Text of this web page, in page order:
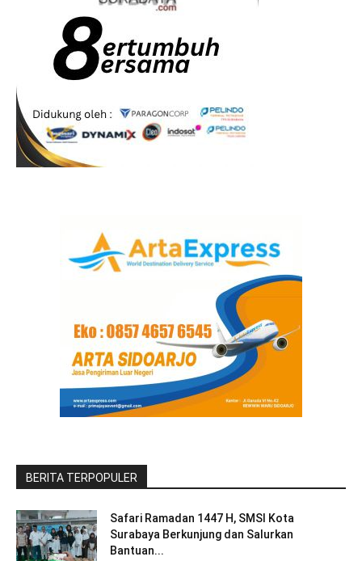
BERITA TERPOPULER
Safari Ramadan 1447 H, SMSI Kota
Surabaya Berkunjung dan Salurkan
Bantuan...